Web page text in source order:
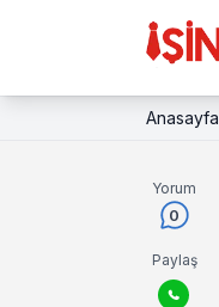
Anasayfa
Yorum
0
Paylaş